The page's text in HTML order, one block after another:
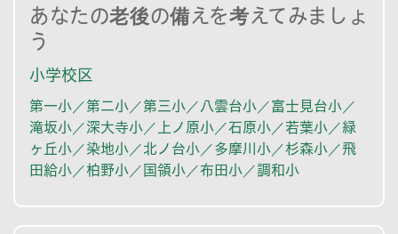
あなたの老後の備えを考えてみましょ
う
小学校区
第一小／第二小／第三小／八雲台小／富士見台小／
滝坂小／深大寺小／上ノ原小／石原小／若葉小／緑
ヶ丘小／染地小／北ノ台小／多摩川小／杉森小／飛
田給小／柏野小／国領小／布田小／調和小